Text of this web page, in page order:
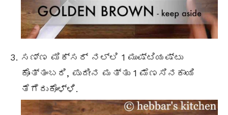
ಸಣ್ಣ ಮಿಕ್ಸರ್ ನಲ್ಲಿ 1 ಮುಷ್ಟಿಯಷ್ಟು
ಕೊತ್ತಂಬರಿ, ಪುದೀನ ಮತ್ತು 1 ಮೆಣಸಿನಕಾಯಿ
ತೆಗೆದುಕೊಳ್ಳಿ.